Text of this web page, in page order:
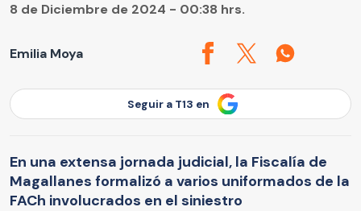
Emilia Moya
8 de Diciembre de 2024 - 00:38 hrs.
Seguir a T13 en
En una extensa jornada judicial, la Fiscalía de
Magallanes formalizó a varios uniformados de la
FACh involucrados en el siniestro